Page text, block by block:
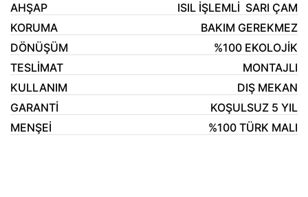
AHŞAP
ISIL İŞLEMLİ SARI ÇAM
KORUMA
BAKIM GEREKMEZ
DÖNÜŞÜM
%100 EKOLOJİK
TESLİMAT
MONTAJLI
KULLANIM
DIŞ MEKAN
GARANTİ
KOŞULSUZ 5 YIL
MENŞEİ
%100 TÜRK MALI